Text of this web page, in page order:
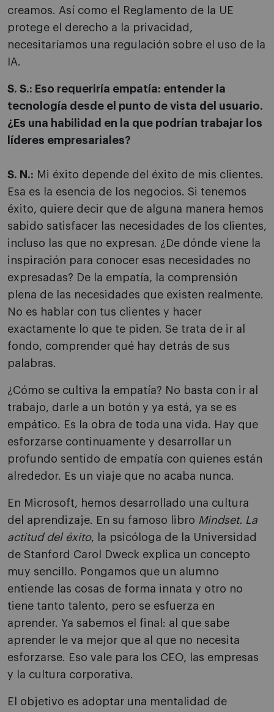
creamos. Así como el Reglamento de la UE
protege el derecho a la privacidad,
necesitaríamos una regulación sobre el uso de la
IA.
S. S.: Eso requeriría empatía: entender la
tecnología desde el punto de vista del usuario.
¿Es una habilidad en la que podrían trabajar los
líderes empresariales?
S. N.: Mi éxito depende del éxito de mis clientes.
Esa es la esencia de los negocios. Si tenemos
éxito, quiere decir que de alguna manera hemos
sabido satisfacer las necesidades de los clientes,
incluso las que no expresan. ¿De dónde viene la
inspiración para conocer esas necesidades no
expresadas? De la empatía, la comprensión
plena de las necesidades que existen realmente.
No es hablar con tus clientes y hacer
exactamente lo que te piden. Se trata de ir al
fondo, comprender qué hay detrás de sus
palabras.
¿Cómo se cultiva la empatía? No basta con ir al
trabajo, darle a un botón y ya está, ya se es
empático. Es la obra de toda una vida. Hay que
esforzarse continuamente y desarrollar un
profundo sentido de empatía con quienes están
alrededor. Es un viaje que no acaba nunca.
En Microsoft, hemos desarrollado una cultura
del aprendizaje. En su famoso libro Mindset. La
actitud del éxito, la psicóloga de la Universidad
de Stanford Carol Dweck explica un concepto
muy sencillo. Pongamos que un alumno
entiende las cosas de forma innata y otro no
tiene tanto talento, pero se esfuerza en
aprender. Ya sabemos el final: al que sabe
aprender le va mejor que al que no necesita
esforzarse. Eso vale para los CEO, las empresas
y la cultura corporativa.
El objetivo es adoptar una mentalidad de